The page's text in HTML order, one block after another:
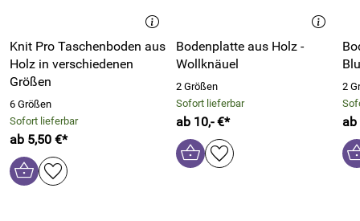
Knit Pro Taschenboden aus
Holz in verschiedenen
Größen
6 Größen
Sofort lieferbar
ab 5,50 €*
Bodenplatte aus Holz -
Wollknäuel
2 Größen
Sofort lieferbar
ab 10,- €*
2
ab